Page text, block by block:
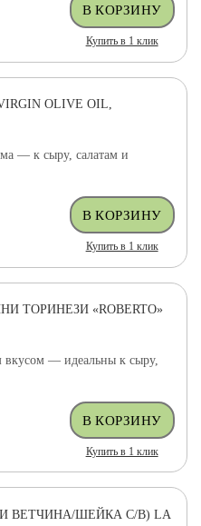
Купить в 1 клик
OLIVE OIL,
— к сыру, салатам и
Купить в 1 клик
ТОРИНЕЗИ «ROBERTO»
вкусом — идеальны к сыру,
Купить в 1 клик
ВЕТЧИНА/ШЕЙКА С/В) LA